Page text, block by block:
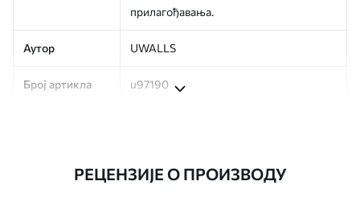
прилагођавања.
Аутор UWALLS
Број артикла u97190
РЕЦЕНЗИЈЕ О ПРОИЗВОДУ